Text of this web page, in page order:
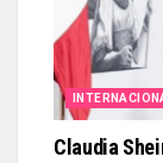
Claudia